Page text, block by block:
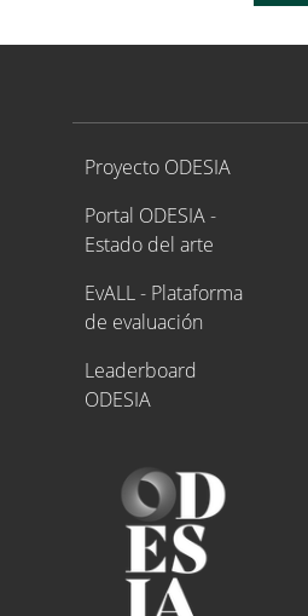
Proyecto ODESIA
Proyecto ODESIA
Portal ODESIA -
Estado del arte
EvALL - Plataforma
de evaluación
Leaderboard
ODESIA